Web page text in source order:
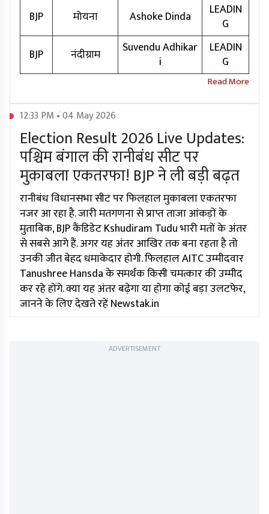
BJP
मोयना Ashoke Dinda
LEADIN
G
BJP
नंदीग्राम
Suvendu Adhikar
i
LEADIN
G
12:33 PM • 04 May 2026
Election Result 2026 Live Updates:
पश्चिम बंगाल की रानीबंध सीट पर
मुकाबला एकतरफा! BJP ने ली बड़ी बढ़त
रानीबंध विधानसभा सीट पर फिलहाल मुकाबला एकतरफा
नजर आ रहा है. जारी मतगणना से प्राप्त ताजा आंकड़ों के
मुताबिक, BJP कैंडिडेट Kshudiram Tudu भारी मतों के अंतर
से सबसे आगे हैं. अगर यह अंतर आखिर तक बना रहता है तो
उनकी जीत बेहद धमाकेदार होगी. फिलहाल AITC उम्मीदवार
Tanushree Hansda के समर्थक किसी चमत्कार की उम्मीद
कर रहे होंगे. क्या यह अंतर बढ़ेगा या होगा कोई बड़ा उलटफेर,
जानने के लिए देखते रहें Newstak.in
ADVERTISEMENT